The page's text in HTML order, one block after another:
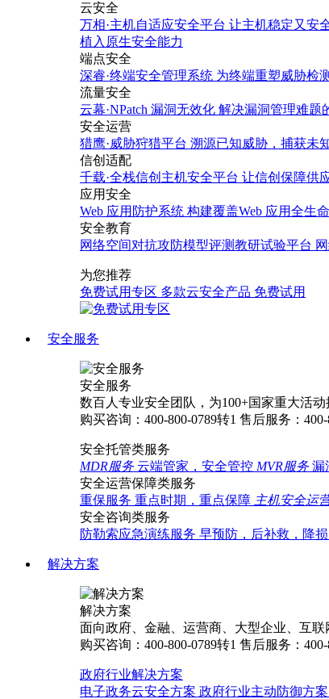
云安全
万相·主机自适应安全平台 让主机稳定又安
植入原生安全能力
端点安全
深睿·终端安全管理系统 为终端重塑威胁检
流量安全
云幕·NPatch 漏洞无效化 解决漏洞管理难题
安全运营
猎鹰·威胁狩猎平台 溯源已知威胁，捕获未
信创适配
千载·全栈信创主机安全平台 让信创保障供
应用安全
Web 应用防护系统 构建覆盖Web 应用全生
安全教育
网络空间对抗攻防模型评测教研试验平台
为您推荐
免费试用专区 多款云安全产品 免费试用
安全服务
安全服务
数百人专业安全团队，为100+国家重大活
购买咨询：400-800-0789转1 售后服务：400-
安全托管类服务
MDR服务 云端管家，安全管控 MVR服务 漏
安全运营保障类服务
重保服务 重点时期，重点保障 主机安全运
安全咨询类服务
防勒索应急演练服务 早预防，后补救，降
解决方案
解决方案
面向政府、金融、运营商、大型企业、互
购买咨询：400-800-0789转1 售后服务：400-
政府行业解决方案
电子政务云安全方案 政府行业主动防御方案